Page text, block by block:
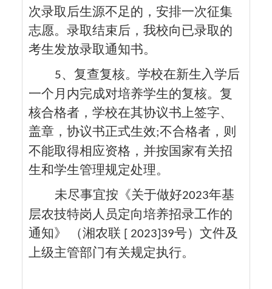
次录取后生源不足的，安排一次征集
志愿。录取结束后，我校向已录取的
考生发放录取通知书。
5、复查复核。学校在新生入学后
一个月内完成对培养学生的复核。复
核合格者，学校在其协议书上签字、
盖章，协议书正式生效;不合格者，则
不能取得相应资格，并按国家有关招
生和学生管理规定处理。
未尽事宜按《关于做好2023年基
层农技特岗人员定向培养招录工作的
通知》 （湘农联 [ 2023]39号）文件及
上级主管部门有关规定执行。